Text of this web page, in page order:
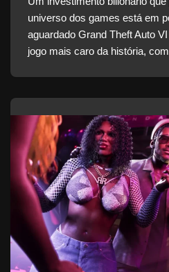
universo dos games está em
aguardado Grand Theft Auto
jogo mais caro da história,